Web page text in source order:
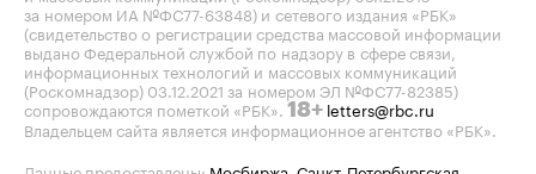
за номером ИА №ФС77-63848) и сетевого издания «РБК»
(свидетельство о регистрации средства массовой информации
выдано Федеральной службой по надзору в сфере связи,
информационных технологий и массовых коммуникаций
(Роскомнадзор) 03.12.2021 за номером ЭЛ №ФС77-82385)
сопровождаются пометкой «РБК». 18+ letters@rbc.ru
Владельцем сайта является информационное агентство «РБК».